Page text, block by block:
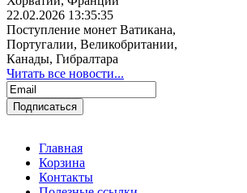
22.02.2026 13:35:35
Поступление монет Ватикана,
Португалии, Великобритании,
Канады, Гибралтара
Читать все новости...
Главная
Корзина
Контакты